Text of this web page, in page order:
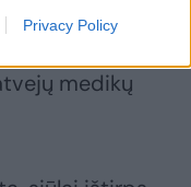
Privacy Policy
Teiravausi
medikų